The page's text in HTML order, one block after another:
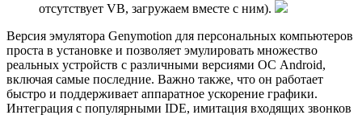
отсутствует VB, загружаем вместе с ним).
Версия эмулятора Genymotion для персональных компьютеров
проста в установке и позволяет эмулировать множество
реальных устройств с различными версиями ОС Android,
включая самые последние. Важно также, что он работает
быстро и поддерживает аппаратное ускорение графики.
Интеграция с популярными IDE, имитация входящих звонков